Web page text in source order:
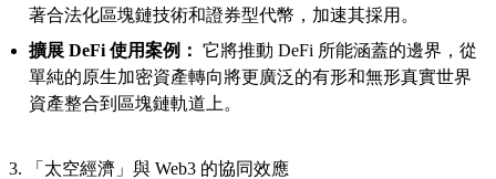
著合法化區塊鏈技術和證券型代幣，加速其採用。
擴展 DeFi 使用案例： 它將推動 DeFi 所能涵蓋的邊界，從
單純的原生加密資產轉向將更廣泛的有形和無形真實世界
資產整合到區塊鏈軌道上。
3. 「太空經濟」與 Web3 的協同效應